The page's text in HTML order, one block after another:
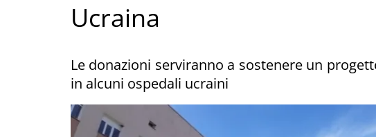
Ucraina
Le donazioni serviranno a sostenere un
in alcuni ospedali ucraini